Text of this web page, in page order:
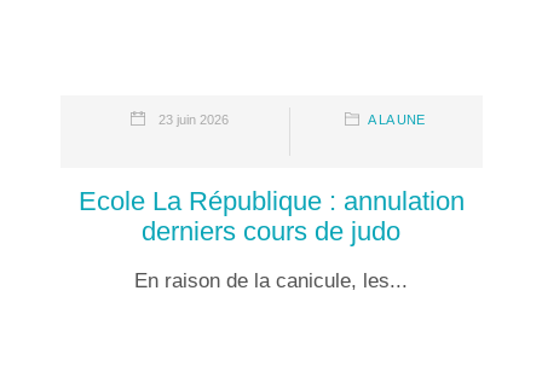
23 juin 2026 A LA UNE
Ecole La République : annulation
derniers cours de judo
En raison de la canicule, les...